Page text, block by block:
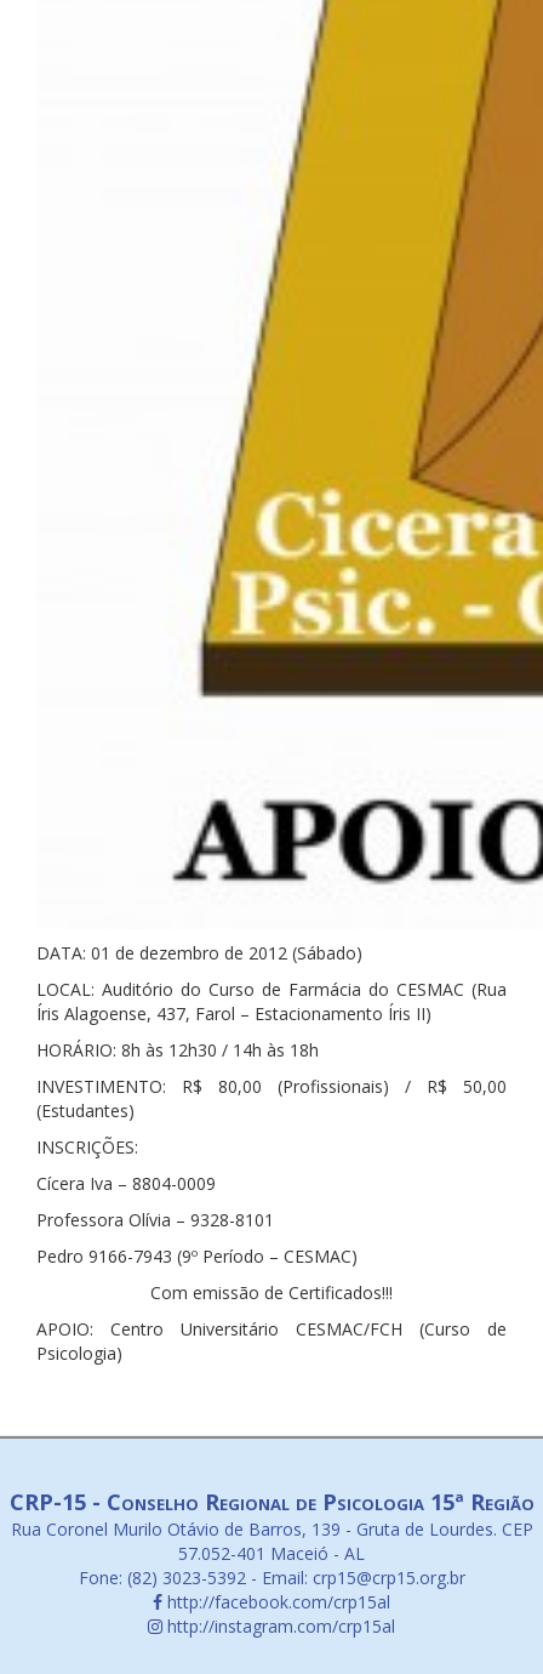
DATA: 01 de dezembro de 2012 (Sábado)
LOCAL: Auditório do Curso de Farmácia do CESMAC (Rua
Íris Alagoense, 437, Farol – Estacionamento Íris II)
HORÁRIO: 8h às 12h30 / 14h às 18h
INVESTIMENTO: R$ 80,00 (Profissionais) / R$ 50,00
(Estudantes)
INSCRIÇÕES:
Cícera Iva – 8804-0009
Professora Olívia – 9328-8101
Pedro 9166-7943 (9º Período – CESMAC)
Com emissão de Certificados!!!
APOIO: Centro Universitário CESMAC/FCH (Curso de
Psicologia)
CRP-15 - Conselho Regional de Psicologia 15ª Região
Rua Coronel Murilo Otávio de Barros, 139 - Gruta de Lourdes. CEP
57.052-401 Maceió - AL
Fone: (82) 3023-5392 - Email: crp15@crp15.org.br
http://facebook.com/crp15al
http://instagram.com/crp15al